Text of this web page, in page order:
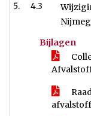
4.3
Bijlagen